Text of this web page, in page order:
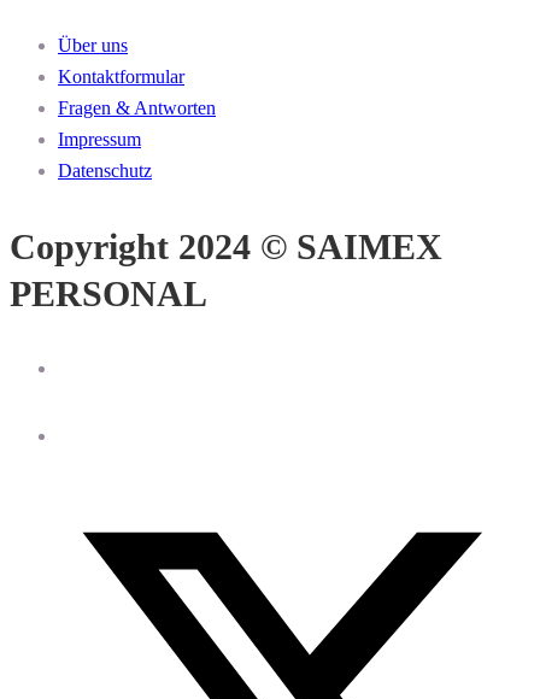
Über uns
Kontaktformular
Fragen & Antworten
Impressum
Datenschutz
Copyright 2024 © SAIMEX
PERSONAL